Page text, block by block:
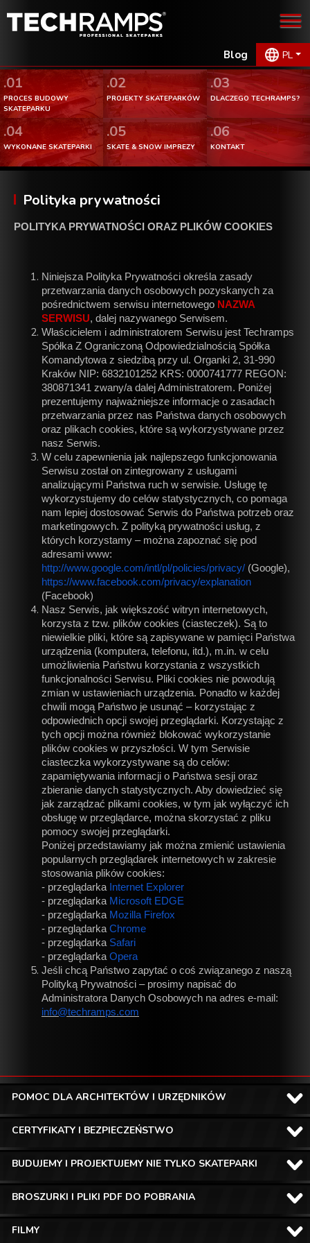
Blog PL
.01
PROCES BUDOWY
SKATEPARKU
.02
PROJEKTY SKATEPARKÓW
.03
DLACZEGO TECHRAMPS?
.04
WYKONANE SKATEPARKI
.05
SKATE & SNOW IMPREZY
.06
KONTAKT
Polityka prywatności
POLITYKA PRYWATNOŚCI ORAZ PLIKÓW COOKIES
Niniejsza Polityka Prywatności określa zasady
przetwarzania danych osobowych pozyskanych za
pośrednictwem serwisu internetowego NAZWA
SERWISU, dalej nazywanego Serwisem.
Właścicielem i administratorem Serwisu jest Techramps
Spółka Z Ograniczoną Odpowiedzialnością Spółka
Komandytowa z siedzibą przy ul. Organki 2, 31-990
Kraków NIP: 6832101252 KRS: 0000741777 REGON:
380871341 zwany/a dalej Administratorem. Poniżej
prezentujemy najważniejsze informacje o zasadach
przetwarzania przez nas Państwa danych osobowych
oraz plikach cookies, które są wykorzystywane przez
nasz Serwis.
W celu zapewnienia jak najlepszego funkcjonowania
Serwisu został on zintegrowany z usługami
analizującymi Państwa ruch w serwisie. Usługę tę
wykorzystujemy do celów statystycznych, co pomaga
nam lepiej dostosować Serwis do Państwa potrzeb oraz
marketingowych. Z polityką prywatności usług, z
których korzystamy – można zapoznać się pod
adresami www:
http://www.google.com/intl/pl/policies/privacy/ (Google),
https://www.facebook.com/privacy/explanation
(Facebook)
Nasz Serwis, jak większość witryn internetowych,
korzysta z tzw. plików cookies (ciasteczek). Są to
niewielkie pliki, które są zapisywane w pamięci Państwa
urządzenia (komputera, telefonu, itd.), m.in. w celu
umożliwienia Państwu korzystania z wszystkich
funkcjonalności Serwisu. Pliki cookies nie powodują
zmian w ustawieniach urządzenia. Ponadto w każdej
chwili mogą Państwo je usunąć – korzystając z
odpowiednich opcji swojej przeglądarki. Korzystając z
tych opcji można również blokować wykorzystanie
plików cookies w przyszłości. W tym Serwisie
ciasteczka wykorzystywane są do celów:
zapamiętywania informacji o Państwa sesji oraz
zbieranie danych statystycznych. Aby dowiedzieć się
jak zarządzać plikami cookies, w tym jak wyłączyć ich
obsługę w przeglądarce, można skorzystać z pliku
pomocy swojej przeglądarki.
Poniżej przedstawiamy jak można zmienić ustawienia
popularnych przeglądarek internetowych w zakresie
stosowania plików cookies:
- przeglądarka Internet Explorer
- przeglądarka Microsoft EDGE
- przeglądarka Mozilla Firefox
- przeglądarka Chrome
- przeglądarka Safari
- przeglądarka Opera
Jeśli chcą Państwo zapytać o coś związanego z naszą
Polityką Prywatności – prosimy napisać do
Administratora Danych Osobowych na adres e-mail:
info@techramps.com
POMOC DLA ARCHITEKTÓW I URZĘDNIKÓW
CERTYFIKATY I BEZPIECZEŃSTWO
BUDUJEMY I PROJEKTUJEMY NIE TYLKO SKATEPARKI
BROSZURKI I PLIKI PDF DO POBRANIA
FILMY